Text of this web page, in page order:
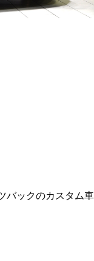
バックのカスタム車